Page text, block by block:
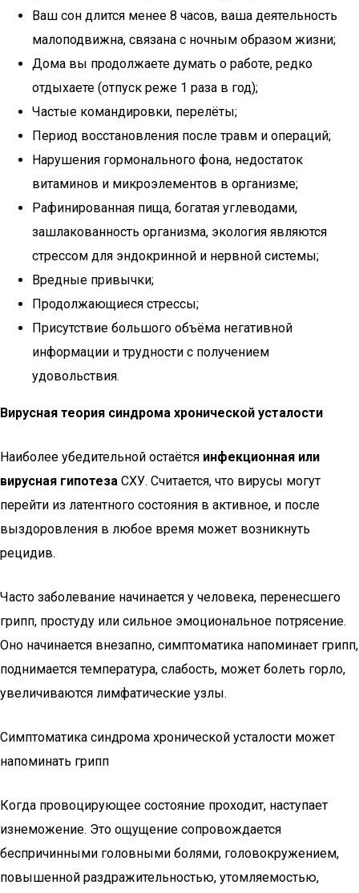
Ваш сон длится менее 8 часов, ваша деятельность
малоподвижна, связана с ночным образом жизни;
Дома вы продолжаете думать о работе, редко
отдыхаете (отпуск реже 1 раза в год);
Частые командировки, перелёты;
Период восстановления после травм и операций;
Нарушения гормонального фона, недостаток
витаминов и микроэлементов в организме;
Рафинированная пища, богатая углеводами,
зашлакованность организма, экология являются
стрессом для эндокринной и нервной системы;
Вредные привычки;
Продолжающиеся стрессы;
Присутствие большого объёма негативной
информации и трудности с получением
удовольствия.
Вирусная теория синдрома хронической усталости
Наиболее убедительной остаётся инфекционная или
вирусная гипотеза СХУ. Считается, что вирусы могут
перейти из латентного состояния в активное, и после
выздоровления в любое время может возникнуть
рецидив.
Часто заболевание начинается у человека, перенесшего
грипп, простуду или сильное эмоциональное потрясение.
Оно начинается внезапно, симптоматика напоминает грипп,
поднимается температура, слабость, может болеть горло,
увеличиваются лимфатические узлы.
Симптоматика синдрома хронической усталости может
напоминать грипп
Когда провоцирующее состояние проходит, наступает
изнеможение. Это ощущение сопровождается
беспричинными головными болями, головокружением,
повышенной раздражительностью, утомляемостью,